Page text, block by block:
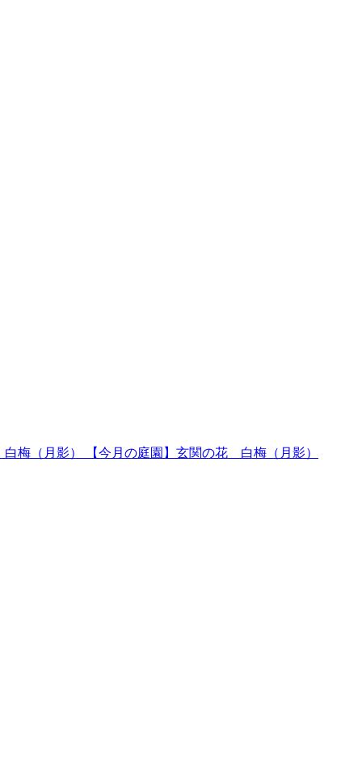
【今月の庭園】玄関の花 白梅（月影）